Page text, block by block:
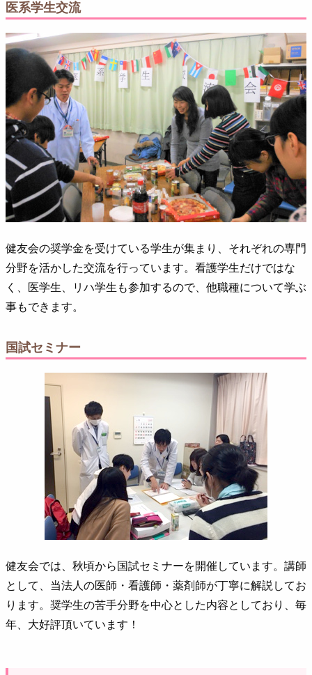
医系学生交流
健友会の奨学金を受けている学生が集まり、それぞれの専門
分野を活かした交流を行っています。看護学生だけではな
く、医学生、リハ学生も参加するので、他職種について学ぶ
事もできます。
国試セミナー
健友会では、秋頃から国試セミナーを開催しています。講師
として、当法人の医師・看護師・薬剤師が丁寧に解説してお
ります。奨学生の苦手分野を中心とした内容としており、毎
年、大好評頂いています！